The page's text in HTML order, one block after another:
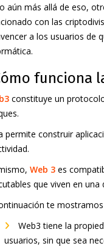
aún más allá de eso,
con las
a los usuarios de
funciona
constituye un
permite construir
Web 3 es
que viven en
te
Web3 tiene la
usuarios, sin que sea